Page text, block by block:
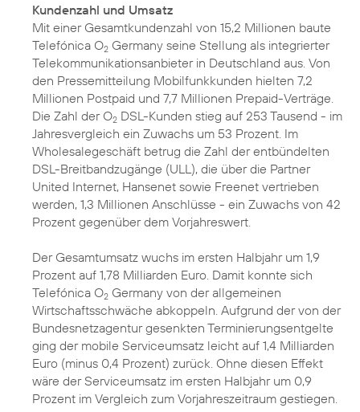
Kundenzahl und Umsatz
Mit einer Gesamtkundenzahl von 15,2 Millionen baute
Telefónica O2 Germany seine Stellung als integrierter
Telekommunikationsanbieter in Deutschland aus. Von
den Pressemitteilung Mobilfunkkunden hielten 7,2
Millionen Postpaid und 7,7 Millionen Prepaid-Verträge.
Die Zahl der O2 DSL-Kunden stieg auf 253 Tausend - im
Jahresvergleich ein Zuwachs um 53 Prozent. Im
Wholesalegeschäft betrug die Zahl der entbündelten
DSL-Breitbandzugänge (ULL), die über die Partner
United Internet, Hansenet sowie Freenet vertrieben
werden, 1,3 Millionen Anschlüsse - ein Zuwachs von 42
Prozent gegenüber dem Vorjahreswert.
Der Gesamtumsatz wuchs im ersten Halbjahr um 1,9
Prozent auf 1,78 Milliarden Euro. Damit konnte sich
Telefónica O2 Germany von der allgemeinen
Wirtschaftsschwäche abkoppeln. Aufgrund der von der
Bundesnetzagentur gesenkten Terminierungsentgelte
ging der mobile Serviceumsatz leicht auf 1,4 Milliarden
Euro (minus 0,4 Prozent) zurück. Ohne diesen Effekt
wäre der Serviceumsatz im ersten Halbjahr um 0,9
Prozent im Vergleich zum Vorjahreszeitraum gestiegen.